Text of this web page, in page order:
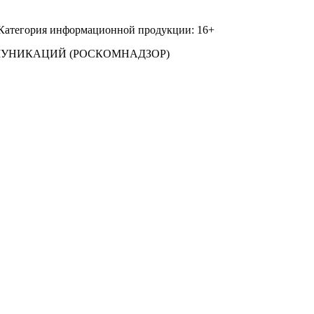
информационной продукции: 16+
(РОСКОМНАДЗОР)